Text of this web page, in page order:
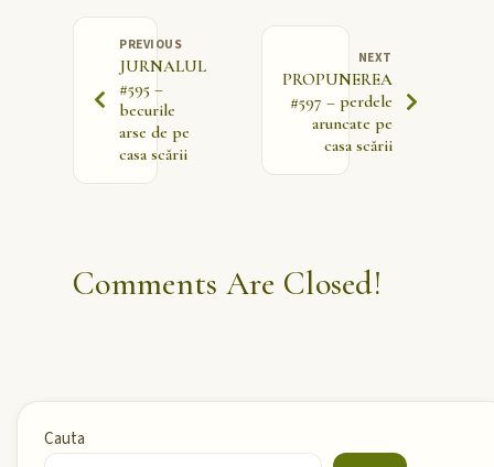
PREVIOUS
JURNALUL
#595 –
becurile
arse de pe
casa scării
NEXT
PROPUNEREA
#597 – perdele
aruncate pe
casa scării
Comments Are Closed!
Cauta